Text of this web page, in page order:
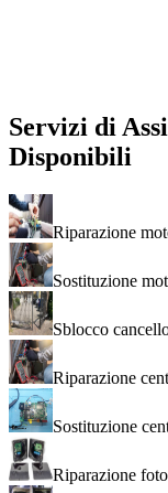
Servizi di
Disponibili
Riparazione
Sostituzione
Sblocco
Riparazione
Sostituzione
Riparazione